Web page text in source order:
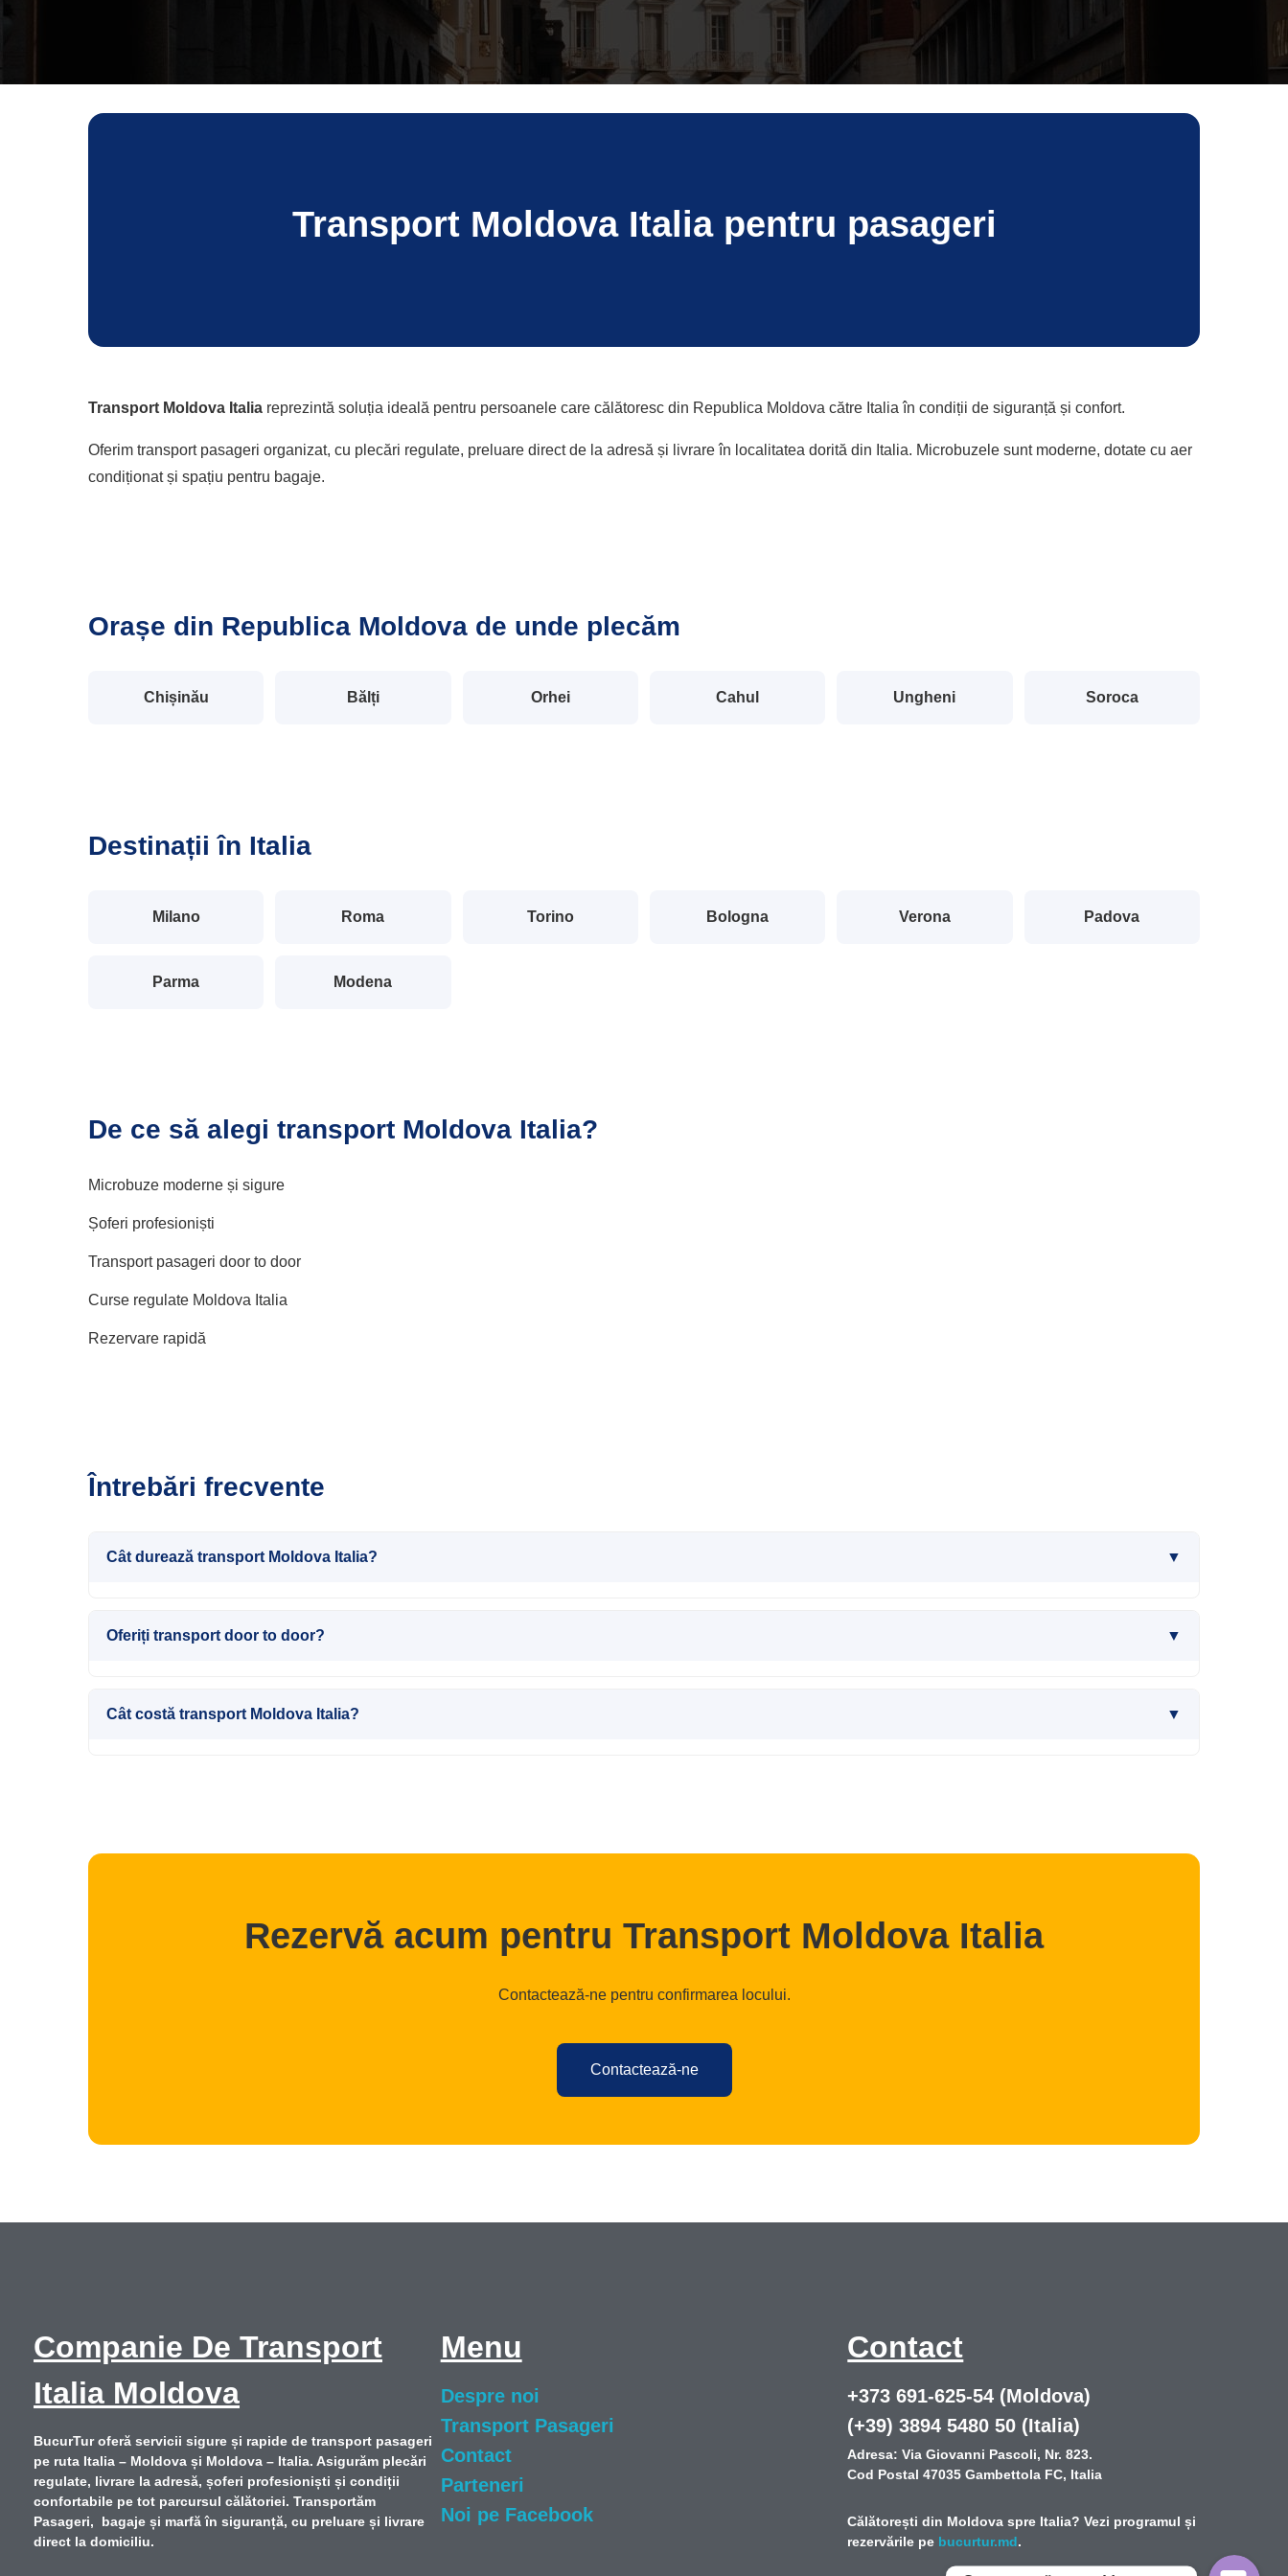
Transport Moldova Italia pentru pasageri
Transport Moldova Italia reprezintă soluția ideală pentru persoanele care călătoresc din Republica Moldova către Italia în condiții de siguranță și confort.
Oferim transport pasageri organizat, cu plecări regulate, preluare direct de la adresă și livrare în localitatea dorită din Italia. Microbuzele sunt moderne, dotate cu aer
condiționat și spațiu pentru bagaje.
Orașe din Republica Moldova de unde plecăm
Chișinău Bălți Orhei Cahul Ungheni Soroca
Destinații în Italia
Milano Roma Torino Bologna Verona Padova
Parma Modena
De ce să alegi transport Moldova Italia?
Microbuze moderne și sigure
Șoferi profesioniști
Transport pasageri door to door
Curse regulate Moldova Italia
Rezervare rapidă
Întrebări frecvente
Cât durează transport Moldova Italia?
Oferiți transport door to door?
Cât costă transport Moldova Italia?
Rezervă acum pentru Transport Moldova Italia
Contactează-ne pentru confirmarea locului.
Contactează-ne
Companie De Transport
Italia Moldova
BucurTur oferă servicii sigure și rapide de transport pasageri
pe ruta Italia – Moldova și Moldova – Italia. Asigurăm plecări
regulate, livrare la adresă, șoferi profesioniști și condiții
confortabile pe tot parcursul călătoriei. Transportăm
Pasageri, bagaje și marfă în siguranță, cu preluare și livrare
direct la domiciliu.
Menu
Despre noi
Transport Pasageri
Contact
Parteneri
Noi pe Facebook
Contact
+373 691-625-54 (Moldova)
(+39) 3894 5480 50 (Italia)
Adresa: Via Giovanni Pascoli, Nr. 823.
Cod Postal 47035 Gambettola FC, Italia
Călătorești din Moldova spre Italia? Vezi programul și
rezervările pe bucurtur.md.